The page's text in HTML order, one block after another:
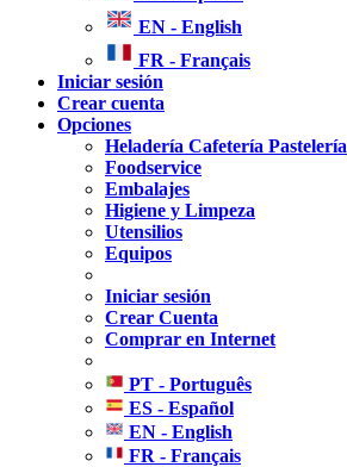
EN - English
FR - Français
Iniciar sesión
Crear cuenta
Opciones
Heladería Cafetería Pastelería
Foodservice
Embalajes
Higiene y Limpeza
Utensilios
Equipos
Iniciar sesión
Crear Cuenta
Comprar en Internet
PT - Português
ES - Español
EN - English
FR - Français